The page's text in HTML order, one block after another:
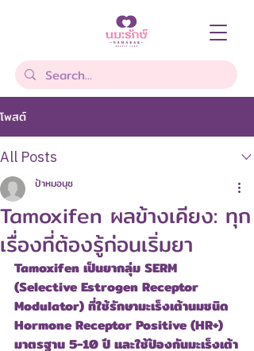
โพสต์
All Posts
Tamoxifen ผลข้างเคียง: ทุก
เรื่องที่ต้องรู้ก่อนเริ่มยา
ป้าหมอนุช
Tamoxifen เป็นยากลุ่ม SERM
(Selective Estrogen Receptor
Modulator) ที่ใช้รักษามะเร็งเต้านมชนิด
Hormone Receptor Positive (HR+)
มาตรฐาน 5-10 ปี และใช้ป้องกันมะเร็งเต้า